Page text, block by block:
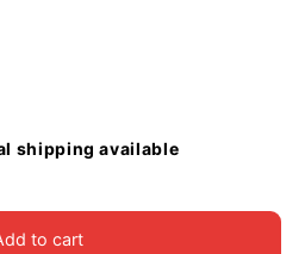
shipping available
to cart